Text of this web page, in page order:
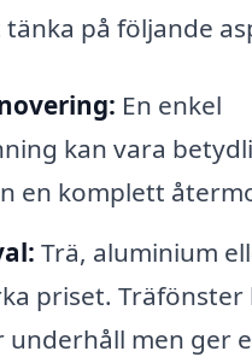
på följande
En enkel
kan vara
en komplett
Trä, aluminium
priset. Träfönster
underhåll men ger